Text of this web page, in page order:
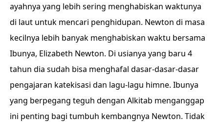
ayahnya yang lebih sering menghabiskan waktunya
di laut untuk mencari penghidupan. Newton di masa
kecilnya lebih banyak menghabiskan waktu bersama
Ibunya, Elizabeth Newton. Di usianya yang baru 4
tahun dia sudah bisa menghafal dasar-dasar-dasar
pengajaran katekisasi dan lagu-lagu himne. Ibunya
yang berpegang teguh dengan Alkitab menganggap
ini penting bagi tumbuh kembangnya Newton. Tidak